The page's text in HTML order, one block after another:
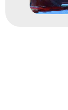
Medencés